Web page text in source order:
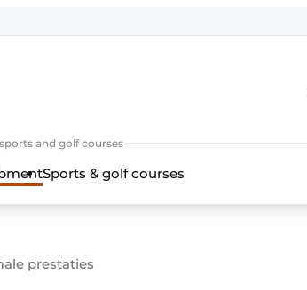
and golf courses
Sports & golf courses
prestaties